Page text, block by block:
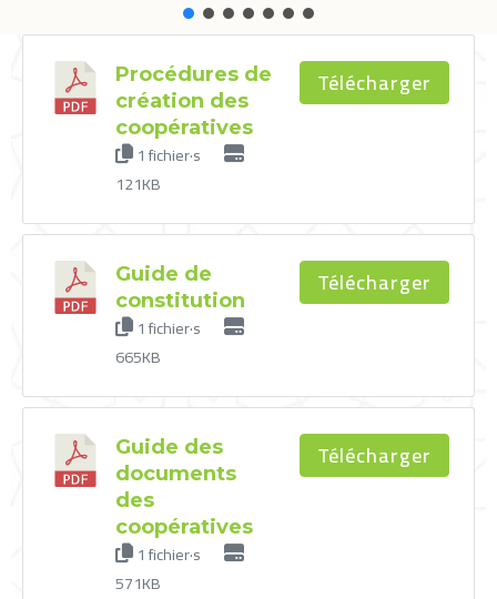
Procédures de
création des
coopératives
1 fichier·s
121KB
Télécharger
Guide de
constitution
1 fichier·s
665KB
Télécharger
Guide des
documents
des
coopératives
1 fichier·s
571KB
Télécharger